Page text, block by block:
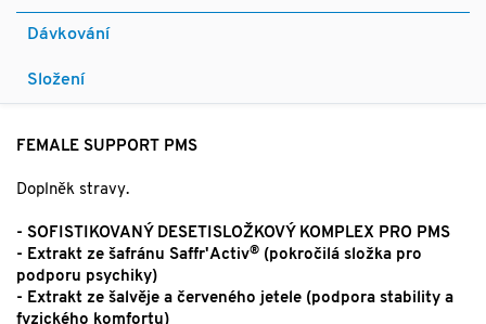
Dávkování
Složení
FEMALE SUPPORT PMS
Doplněk stravy.
- SOFISTIKOVANÝ DESETISLOŽKOVÝ KOMPLEX PRO PMS
- Extrakt ze šafránu Saffr'Activ® (pokročilá složka pro
podporu psychiky)
- Extrakt ze šalvěje a červeného jetele (podpora stability a
fyzického komfortu)